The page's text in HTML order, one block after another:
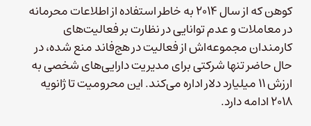
کوهن که از سال ۲۰۱۴ به خاطر استفاده از اطلاعات محرمانه
در معاملات و عدم توانایی در نظارت بر فعالیت‌های
کارمندان مجموعه‌اش از فعالیت در هج‌فاند منع شده، در
حال حاضر تنها شرکتی برای مدیریت دارایی‌های شخصی به
ارزش ۱۱ میلیارد دلار اداره می‌کند. این محرومیت تا ژانویه
۲۰۱۸ ادامه دارد.